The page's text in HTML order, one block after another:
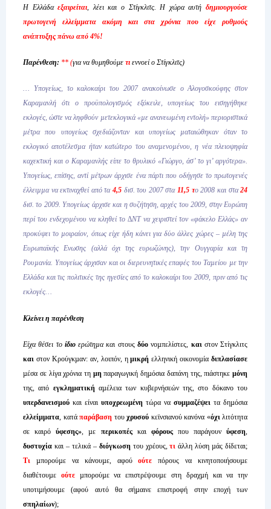
Η Ελλάδαεξαιρείται, λέει και ο Στίγκλιτς. Η χώρα αυτήδηµιουργούσε
πρωτογενή ελλείµµατα ακόµη και στα χρόνια που είχε ρυθµούς
ανάπτυξης πάνω από 4%!
Παρένθεση: ** (για να θυμηθούμετιεννοεί ο Στίγκλιτς)
… Υπογείως, το καλοκαίρι του 2007 ανακοίνωσε ο Αλογοσκούφης στον
Καραµανλή ότι ο προϋπολογισµός εξόκειλε, υπογείως του εισηγήθηκε
εκλογές, ώστε να ληφθούν µετεκλογικά «µε ανανεωµένη εντολή» περιοριστικά
µέτρα που υπογείως σχεδιάζονταν και υπογείως µαταιώθηκαν όταν το
εκλογικό αποτέλεσµα ήταν κατώτερο του αναµενοµένου, η νέα πλειοψηφία
καχεκτική και ο Καραµανλής είπε το θρυλικό «Γιώργο, άσ’ το γι’ αργότερα».
Υπογείως, επίσης, αντί µέτρων άρχισε ένα πάρτι που οδήγησε το πρωτογενές
έλλειµµα να εκτιναχθεί από τα4,5 δισ. του 2007 στα11,5 το 2008 και στα24
δισ. το 2009. Υπογείως άρχισε και η συζήτηση, αρχές του 2009, στην Ευρώπη
περί του ενδεχοµένου να κληθεί το ∆ΝΤ να χειριστεί τον «φάκελο Ελλάς» αν
προκύψει το µοιραίον, όπως είχε ήδη κάνει για δύο άλλες χώρες – µέλη της
Ευρωπαϊκής Ενωσης (αλλά όχι της ευρωζώνης), την Ουγγαρία και τη
Ρουµανία. Υπογείως άρχισαν και οι διερευνητικές επαφές του Ταµείου µε την
Ελλάδα και τις πολιτικές της ηγεσίες από το καλοκαίρι του 2009, πριν από τις
εκλογές…
Κλείνει η παρένθεση
Είχα θέσει το ίδιοερώτηµα και στους δύο νοµπελίστες, και στον Στίγκλιτς
και στον Κρούγκµαν: αν, λοιπόν, ηµικρή ελληνική οικονοµίαδιπλασίασε
µέσα σε λίγα χρόνια τη µηπαραγωγική δηµόσια δαπάνη της, πιάστηκεµόνη
της, από εγκληµατικήαµέλεια των κυβερνήσεών της, στο δόκανο του
υπερδανεισµού και είναιυποχρεωµένητώρα νασυµµαζέψει τα δηµόσια
ελλείµµατα , κατάπαράβαση τουχρυσού κεϊνσιανού κανόνα «όχιλιτότητα
σε καιρόύφεσης» , µε περικοπές και φόρουςπου παράγουνύφεση
δυστυχία και – τελικά – διόγκωση του χρέους,τι άλλη λύση µάς δίδεται;
Τι µπορούµε να κάνουµε, αφούούτε πόρους να κινητοποιήσουµε
διαθέτουµε ούτεµπορούµε να επιστρέψουµε στη δραχµή και να την
υποτιµήσουµε (αφού αυτό θα σήµαινε επιστροφή στην εποχή των
σπηλαίων);